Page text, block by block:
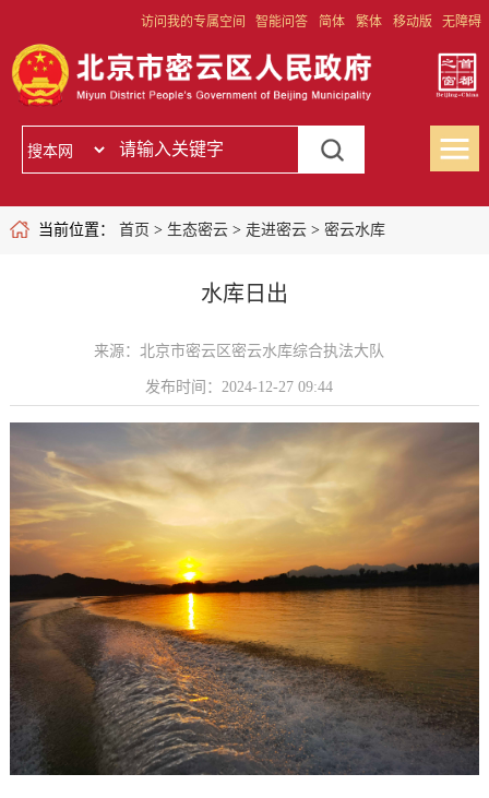
访问我的专属空间 智能问答 简体 繁体 移动版 无障碍
当前位置： 首页 > 生态密云> 走进密云> 密云水库
水库日出
来源：北京市密云区密云水库综合执法大队
发布时间：2024-12-27 09:44